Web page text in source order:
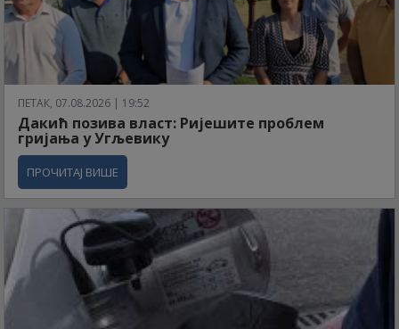
ПЕТАК, 07.08.2026 | 19:52
Дакић позива власт: Ријешите проблем
гријања у Угљевику
ПРОЧИТАЈ ВИШЕ